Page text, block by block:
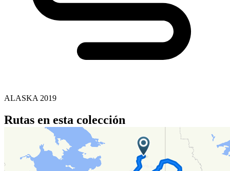
ALASKA 2019
Rutas en esta colección